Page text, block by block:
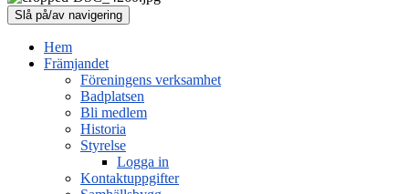
Slå på/av navigering
Hem
Främjandet
Föreningens verksamhet
Badplatsen
Bli medlem
Historia
Styrelse
Logga in
Kontaktuppgifter